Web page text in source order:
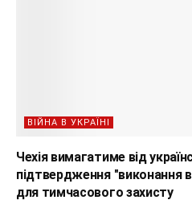
ВІЙНА В УКРАЇНІ
Чехія вимагатиме від
підтвердження "виконання
для тимчасового захисту